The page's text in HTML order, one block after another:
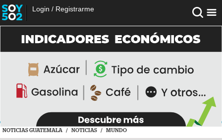
Login / Registrarme
NOTICIAS GUATEMALA / NOTICIAS / MUNDO